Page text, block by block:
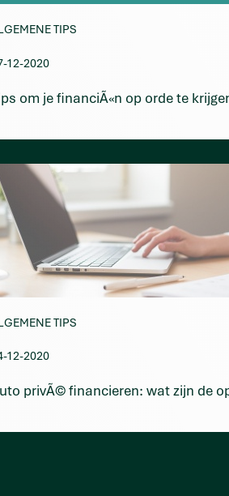
TIPS
12-2020
om je financiÃ«n op orde te
TIPS
12-2020
privÃ© financieren: wat zijn de